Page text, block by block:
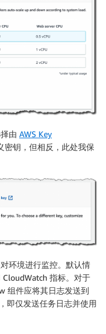
由 AWS Key
密钥，但相反，此处我保
环境进行监控。默认情
指标。对于
组件应将其日志发送到
即仅发送任务日志并使用